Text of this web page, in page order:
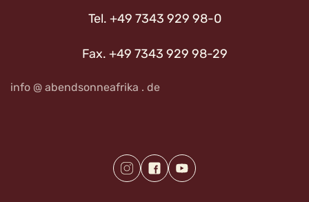
Tel. +49 7343 929 98-0
Fax. +49 7343 929 98-29
info @ abendsonneafrika . de